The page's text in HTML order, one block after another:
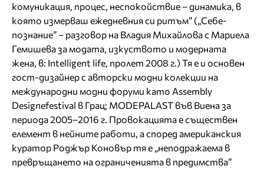
комуникация, процес, неспокойствие – динамика, в
която измерваш ежедневния си ритъм” („Себе-
познание” – разговор на Владия Михайлова с Мариела
Гемишева за модата, изкуството и модерната
жена, в: Intelligent life, пролет 2008 г.) Тя е и основен
гост-дизайнер с авторски модни колекции на
международни модни форуми като Аssembly
Designefestival в Грац; MODEPALAST във Виена за
периода 2005–2016 г. Провокацията е съществен
елемент в нейните работи, а според американския
куратор Роджър Коновър тя е „неподражаема в
превръщането на ограниченията в предимства”